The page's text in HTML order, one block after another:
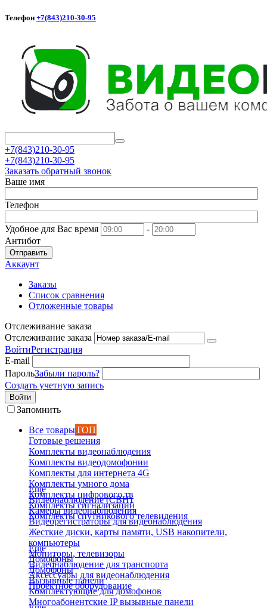
Телефон +7(843)210-30-95
+7(843)210-30-95
+7(843)210-30-95
Заказать обратный звонок
Ваше имя
Телефон
Удобное для Вас время
-
Антибот
Отправить
Аккаунт
Заказы
Список сравнения
Отложенные товары
Отслеживание заказа
Отслеживание заказа
ВойтиРегистрация
E-mail
ПарольЗабыли пароль?
Создать учетную запись
Войти
Запомнить
Все товарыТОП
Готовые решения
Комплекты видеонаблюдения
Комплекты видеодомофонии
Комплекты для интернета 4G
Комплекты умного дома
Комплекты цифрового тв
Комплекты сигнализаций
Комплекты спутникового телевидения
Еще
Видеонаблюдение (СВН)
Камеры видеонаблюдения
Видеорегистраторы для видеонаблюдения
Жесткие диски, карты памяти, USB накопители,
компьютеры
Мониторы, телевизоры
Видеонаблюдение для транспорта
Аксессуары для видеонаблюдения
Проектное оборудование
Еще
Домофоны
Домофоны
Вызывные панели
Комплектующие для домофонов
Многоабонентские IP вызывные панели